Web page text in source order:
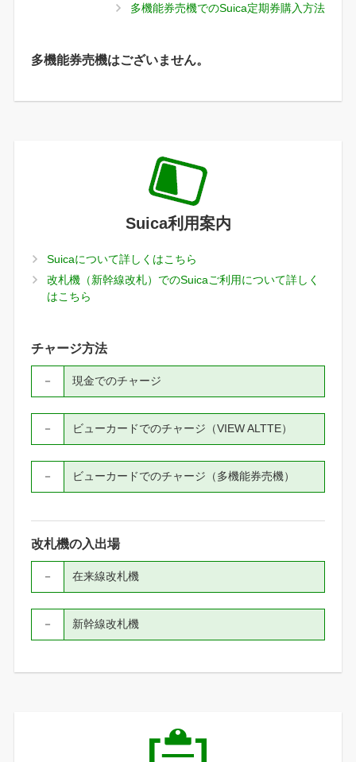
多機能券売機でのSuica定期券購入方法
多機能券売機はございません。
Suica利用案内
Suicaについて詳しくはこちら
改札機（新幹線改札）でのSuicaご利用について詳しく
はこちら
チャージ方法
現金でのチャージ
－
ビューカードでのチャージ（VIEW ALTTE）
－
ビューカードでのチャージ（多機能券売機）
－
改札機の入出場
在来線改札機
－
新幹線改札機
－